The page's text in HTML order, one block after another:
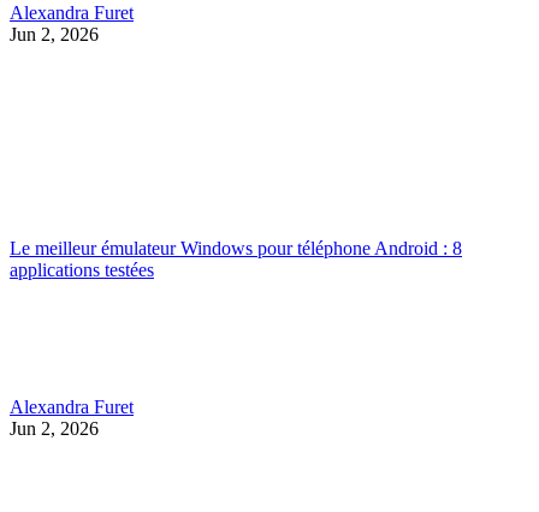
Alexandra Furet
Jun 2, 2026
Le meilleur émulateur Windows pour téléphone Android : 8
applications testées
Alexandra Furet
Jun 2, 2026